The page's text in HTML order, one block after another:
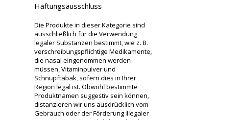
Haftungsausschluss
Die Produkte in dieser Kategorie sind
ausschließlich für die Verwendung
legaler Substanzen bestimmt, wie z. B.
verschreibungspflichtige Medikamente,
die nasal eingenommen werden
müssen, Vitaminpulver und
Schnupftabak, sofern dies in Ihrer
Region legal ist. Obwohl bestimmte
Produktnamen suggestiv sein können,
distanzieren wir uns ausdrücklich vom
Gebrauch oder der Förderung illegaler